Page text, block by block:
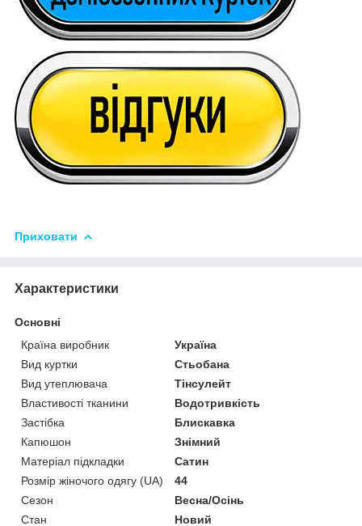
Приховати
Характеристики
Основні
Країна виробник
Україна
Вид куртки
Стьобана
Вид утеплювача
Тінсулейт
Властивості тканини
Водотривкість
Застібка
Блискавка
Капюшон
Знімний
Матеріал підкладки
Сатин
Розмір жіночого одягу (UA)
44
Сезон
Весна/Осінь
Стан
Новий